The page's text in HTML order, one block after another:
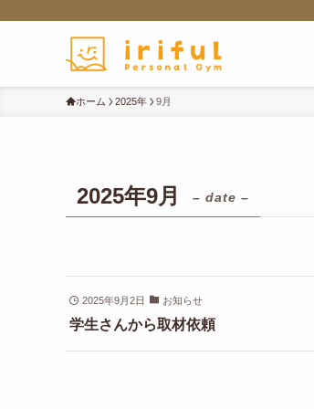
ホーム 2025年 9月
2025年9月 – date –
2025年9月2日 お知らせ
学生さんから取材依頼